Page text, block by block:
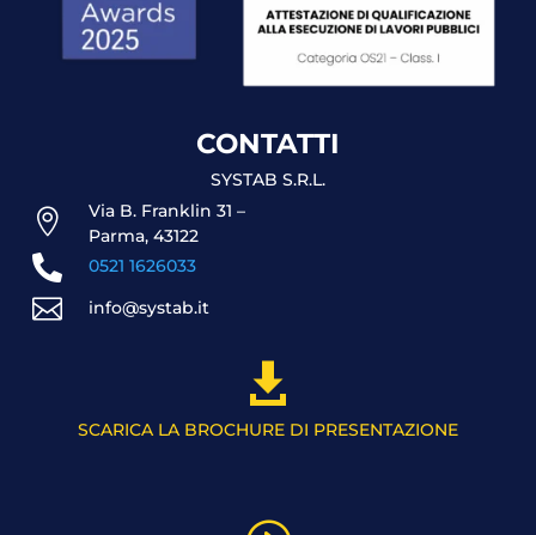
CONTATTI
SYSTAB S.R.L.

Via B. Franklin 31 –
Parma, 43122
 0521 1626033
 info@systab.it

SCARICA LA BROCHURE DI PRESENTAZIONE